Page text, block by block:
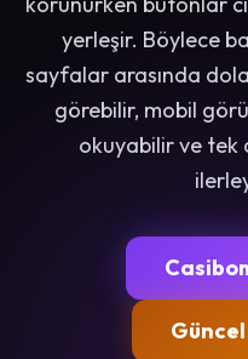
yerleşir. Böylece
sayfalar arasında
görebilir, mobil
okuyabilir ve tek